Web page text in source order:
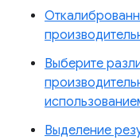
Выберите
Выделение